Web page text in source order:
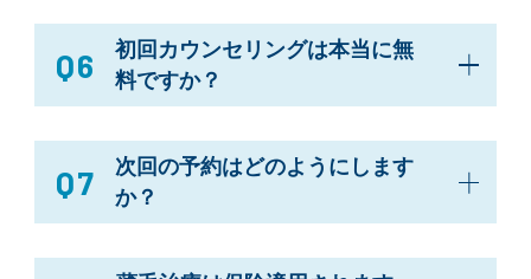
Q6
初回カウンセリングは本当に無
料ですか？
Q7
次回の予約はどのようにします
か？